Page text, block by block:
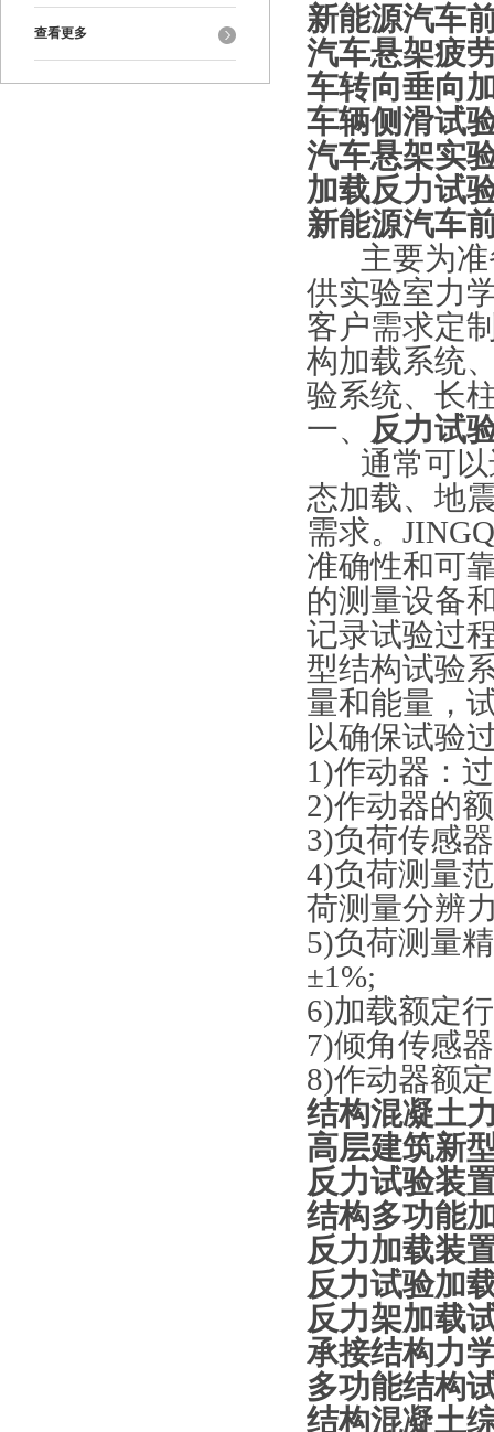
查看更多
新能源汽车
汽车悬架疲
车转向垂向
车辆侧滑试
汽车悬架实
加载反力试
新能源汽车
主要为准
供实验室力
客户需求定
构加载系统
验系统、长
一、 反力试
通常可
态加载、地
需求。
准确性和可
的测量设备
记录试验过
型结构试验
量和能量，
以确保试验
1)作动器：
2)作动器的
3)负荷传感
4)负荷测量
荷测量分辨
5)负荷测量
±1%;
6)加载额定
7)倾角传感
8)作动器额
结构混凝土
高层建筑新
反力试验装
结构多功能
反力加载装
反力试验加
反力架加载
承接结构力
多功能结构
结构混凝土